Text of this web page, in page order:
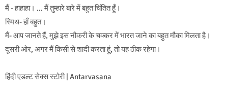
मैं - हाहाहा। … मैं तुम्हारे बारे में बहुत चिंतित हूँ।
स्मिथ- हाँ बहुत।
मैं- आप जानते हैं, मुझे इस नौकरी के चक्कर में भारत जाने का बहुत मौका मिलता है।
दूसरी ओर, अगर मैं किसी से शादी करता हूं, तो यह ठीक रहेगा।
हिंदी एडल्ट सेक्स स्टोरी | Antarvasana